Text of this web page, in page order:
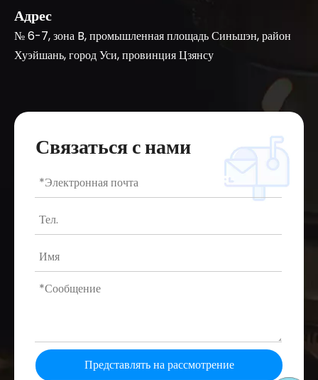
Адрес
№ 6-7, зона B, промышленная площадь Синьшэн, район
Хуэйшань, город Уси, провинция Цзянсу
Связаться с нами
Представлять на рассмотрение